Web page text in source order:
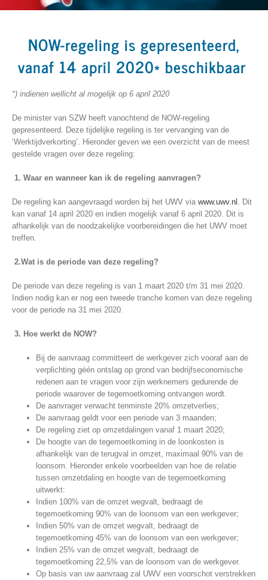
NOW-regeling is gepresenteerd,
vanaf 14 april 2020* beschikbaar
*) indienen wellicht al mogelijk op 6 april 2020
De minister van SZW heeft vanochtend de NOW-regeling
gepresenteerd. Deze tijdelijke regeling is ter vervanging van de
‘Werktijdverkorting’. Hieronder geven we een overzicht van de meest
gestelde vragen over deze regeling:
1. Waar en wanneer kan ik de regeling aanvragen?
De regeling kan aangevraagd worden bij het UWV via www.uwv.nl . Dit
kan vanaf 14 april 2020 en indien mogelijk vanaf 6 april 2020. Dit is
afhankelijk van de noodzakelijke voorbereidingen die het UWV moet
treffen.
2.Wat is de periode van deze regeling?
De periode van deze regeling is van 1 maart 2020 t/m 31 mei 2020.
Indien nodig kan er nog een tweede tranche komen van deze regeling
voor de periode na 31 mei 2020.
3. Hoe werkt de NOW?
Bij de aanvraag committeert de werkgever zich vooraf aan de
verplichting géén ontslag op grond van bedrijfseconomische
redenen aan te vragen voor zijn werknemers gedurende de
periode waarover de tegemoetkoming ontvangen wordt.
De aanvrager verwacht tenminste 20% omzetverlies;
De aanvraag geldt voor een periode van 3 maanden;
De regeling ziet op omzetdalingen vanaf 1 maart 2020;
De hoogte van de tegemoetkoming in de loonkosten is
afhankelijk van de terugval in omzet, maximaal 90% van de
loonsom. Hieronder enkele voorbeelden van hoe de relatie
tussen omzetdaling en hoogte van de tegemoetkoming
uitwerkt:
Indien 100% van de omzet wegvalt, bedraagt de
tegemoetkoming 90% van de loonsom van een werkgever;
Indien 50% van de omzet wegvalt, bedraagt de
tegemoetkoming 45% van de loonsom van een werkgever;
Indien 25% van de omzet wegvalt, bedraagt de
tegemoetkoming 22,5% van de loonsom van de werkgever.
Op basis van uw aanvraag zal UWV een voorschot verstrekken